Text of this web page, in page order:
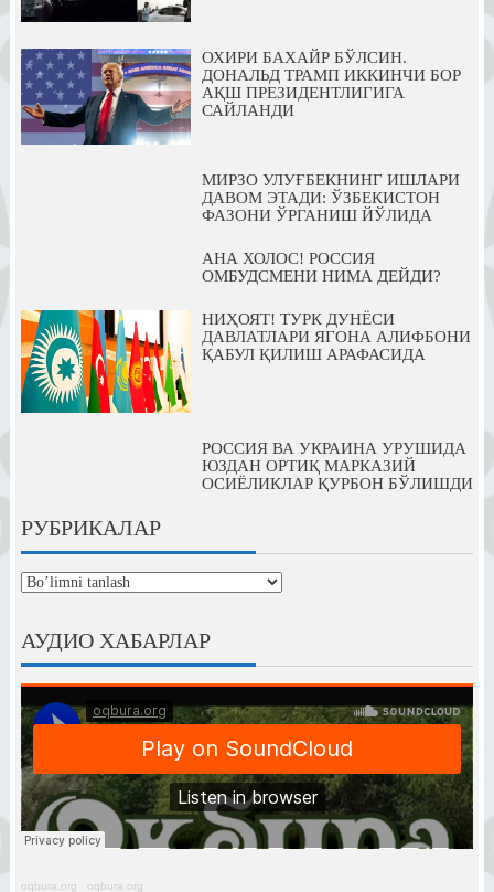
ОХИРИ БАХАЙР БЎЛСИН.
ДОНАЛЬД ТРАМП ИККИНЧИ БОР
АҚШ ПРЕЗИДЕНТЛИГИГА
САЙЛАНДИ
МИРЗО УЛУҒБЕКНИНГ ИШЛАРИ
ДАВОМ ЭТАДИ: ЎЗБЕКИСТОН
ФАЗОНИ ЎРГАНИШ ЙЎЛИДА
АНА ХОЛОС! РОССИЯ
ОМБУДСМЕНИ НИМА ДЕЙДИ?
НИҲОЯТ! ТУРК ДУНЁСИ
ДАВЛАТЛАРИ ЯГОНА АЛИФБОНИ
ҚАБУЛ ҚИЛИШ АРАФАСИДА
РОССИЯ ВА УКРАИНА УРУШИДА
ЮЗДАН ОРТИҚ МАРКАЗИЙ
ОСИЁЛИКЛАР ҚУРБОН БЎЛИШДИ
РУБРИКАЛАР
рубрикалар
АУДИО ХАБАРЛАР
oqbura.org · oqbura.org